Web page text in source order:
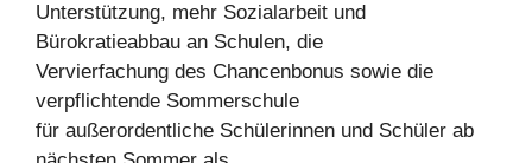
Unterstützung, mehr Sozialarbeit und
Bürokratieabbau an Schulen, die
Vervierfachung des Chancenbonus sowie die
verpflichtende Sommerschule
für außerordentliche Schülerinnen und Schüler ab